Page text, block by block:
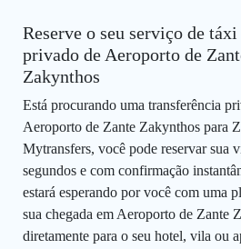
Reserve o seu serviço de
privado de Aeroporto de
Zakynthos
Está procurando uma transferência
Aeroporto de Zante Zakynthos para
Mytransfers, você pode reservar sua
segundos e com confirmação
estará esperando por você com uma
sua chegada em Aeroporto de Zante
diretamente para o seu hotel, vila ou